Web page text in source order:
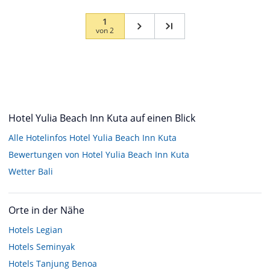
1
von2
Hotel Yulia Beach Inn Kuta auf einen Blick
Alle Hotelinfos Hotel Yulia Beach Inn Kuta
Bewertungen von Hotel Yulia Beach Inn Kuta
Wetter Bali
Orte in der Nähe
Hotels Legian
Hotels Seminyak
Hotels Tanjung Benoa